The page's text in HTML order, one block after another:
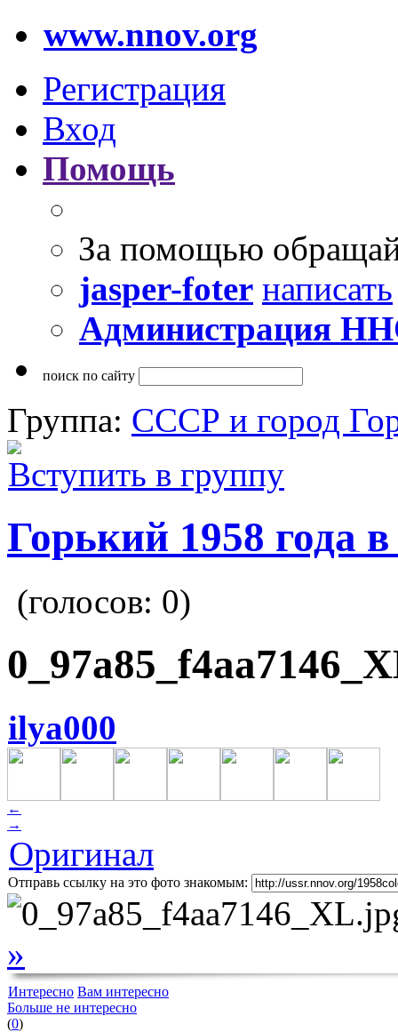
www.nnov.org
Регистрация
Вход
Помощь
За помощью
jasper-foter написать
Администрация
поиск по сайту
Группа: СССР и город
Вступить в группу
Горький 1958 года в
(голосов: 0)
ilya000
←
→
Оригинал
Отправь ссылку на это фото знакомым:
»
Интересно Вам интересно
Больше не интересно
(0)